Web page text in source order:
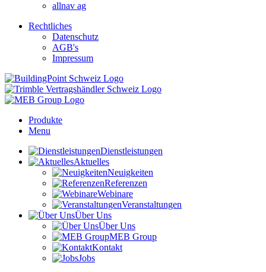
allnav ag
Rechtliches
Datenschutz
AGB's
Impressum
Produkte
Menu
Dienstleistungen
Aktuelles
Neuigkeiten
Referenzen
Webinare
Veranstaltungen
Über Uns
Über Uns
MEB Group
Kontakt
Jobs